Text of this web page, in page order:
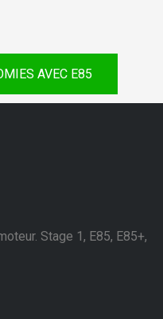
AVEC E85
Stage 1, E85, E85+,